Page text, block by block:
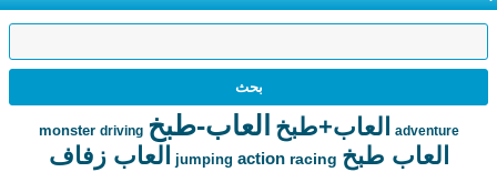
adventure العاب+طبخ العاب-طبخ monster driving
العاب طبخ jumping action racing العاب زفاف